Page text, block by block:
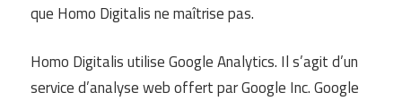
que Homo Digitalis ne maîtrise pas.
Homo Digitalis utilise Google Analytics. Il s’agit d’un
service d’analyse web offert par Google Inc. Google